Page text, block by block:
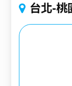
台北-桃